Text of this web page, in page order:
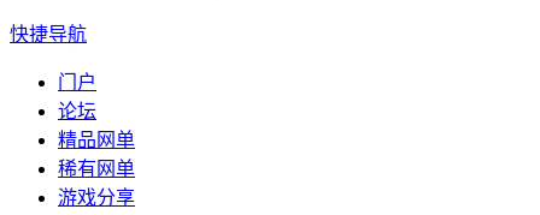
快捷导航
门户
论坛
精品网单
稀有网单
游戏分享